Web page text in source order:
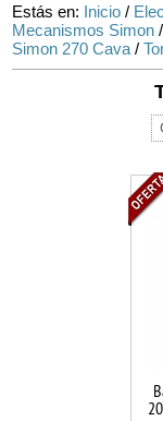
Estás en: Inicio /
Mecanismos Simon /
Simon 270 Cava /